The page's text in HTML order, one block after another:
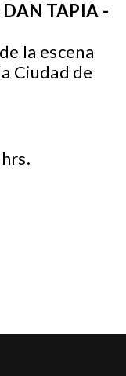
DAN TAPIA -
la escena
Ciudad de